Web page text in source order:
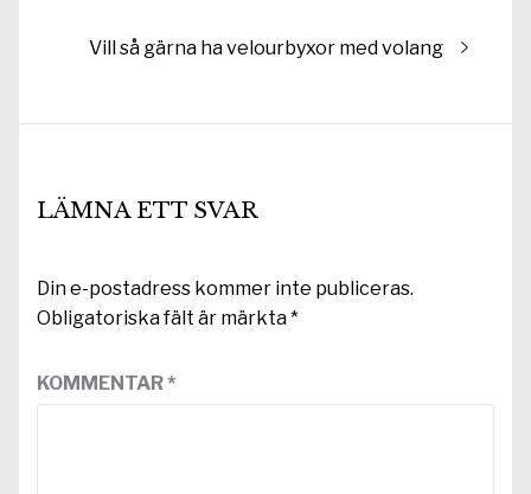
Nästa
Vill så gärna ha velourbyxor med volang
LÄMNA ETT SVAR
Din e-postadress kommer inte publiceras.
Obligatoriska fält är märkta*
KOMMENTAR*